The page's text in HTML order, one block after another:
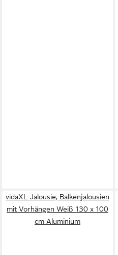
vidaXL Jalousie, Balkenjalousien
mit Vorhängen Weiß 130 x 100
cm Aluminium